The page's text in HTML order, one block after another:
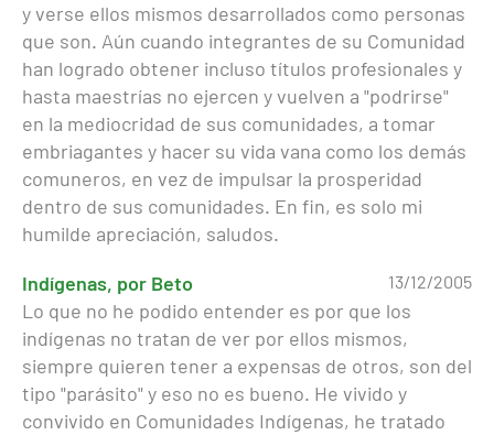
y verse ellos mismos desarrollados como personas
que son. Aún cuando integrantes de su Comunidad
han logrado obtener incluso títulos profesionales y
hasta maestrías no ejercen y vuelven a "podrirse"
en la mediocridad de sus comunidades, a tomar
embriagantes y hacer su vida vana como los demás
comuneros, en vez de impulsar la prosperidad
dentro de sus comunidades. En fin, es solo mi
humilde apreciación, saludos.
13/12/2005
Indígenas, por Beto
Lo que no he podido entender es por que los
indígenas no tratan de ver por ellos mismos,
siempre quieren tener a expensas de otros, son del
tipo "parásito" y eso no es bueno. He vivido y
convivido en Comunidades Indígenas, he tratado